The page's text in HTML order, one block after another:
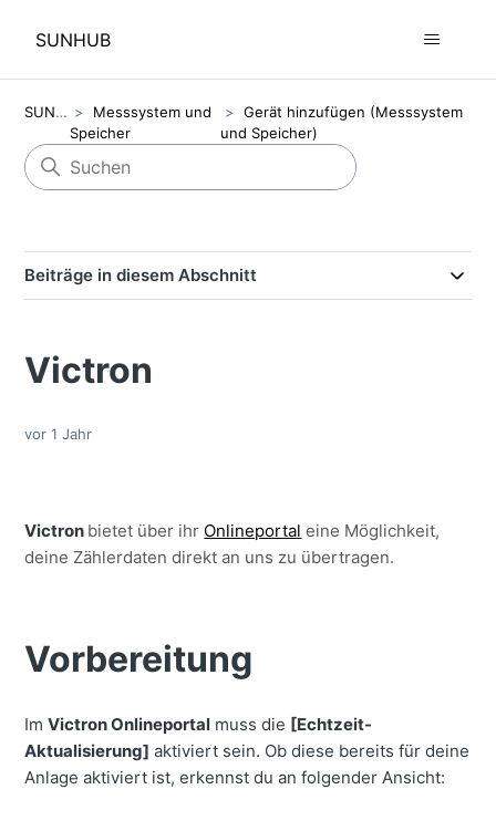
SUNHUB
SUNHUB
Messsystem und
Speicher
Gerät hinzufügen (Messsystem
und Speicher)
Beiträge in diesem Abschnitt
Victron
vor 1 Jahr
Victron bietet über ihr Onlineportal eine Möglichkeit,
deine Zählerdaten direkt an uns zu übertragen.
Vorbereitung
ImVictron Onlineportal muss die [Echtzeit-
Aktualisierung] aktiviert sein. Ob diese bereits für deine
Anlage aktiviert ist, erkennst du an folgender Ansicht: